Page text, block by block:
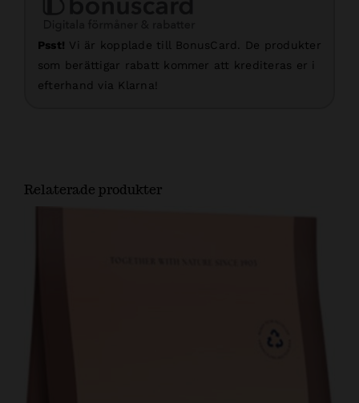
Psst! Vi är kopplade till BonusCard. De produkter
som berättigar rabatt kommer att krediteras er i
efterhand via Klarna!
Relaterade produkter